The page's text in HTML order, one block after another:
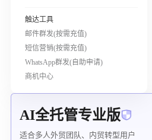
触达工具
邮件群发(按需充值)
短信营销(按需充值)
WhatsApp群发(自助申请)
商机中心
AI全托管专业版
适合多人外贸团队、内贸转型用户